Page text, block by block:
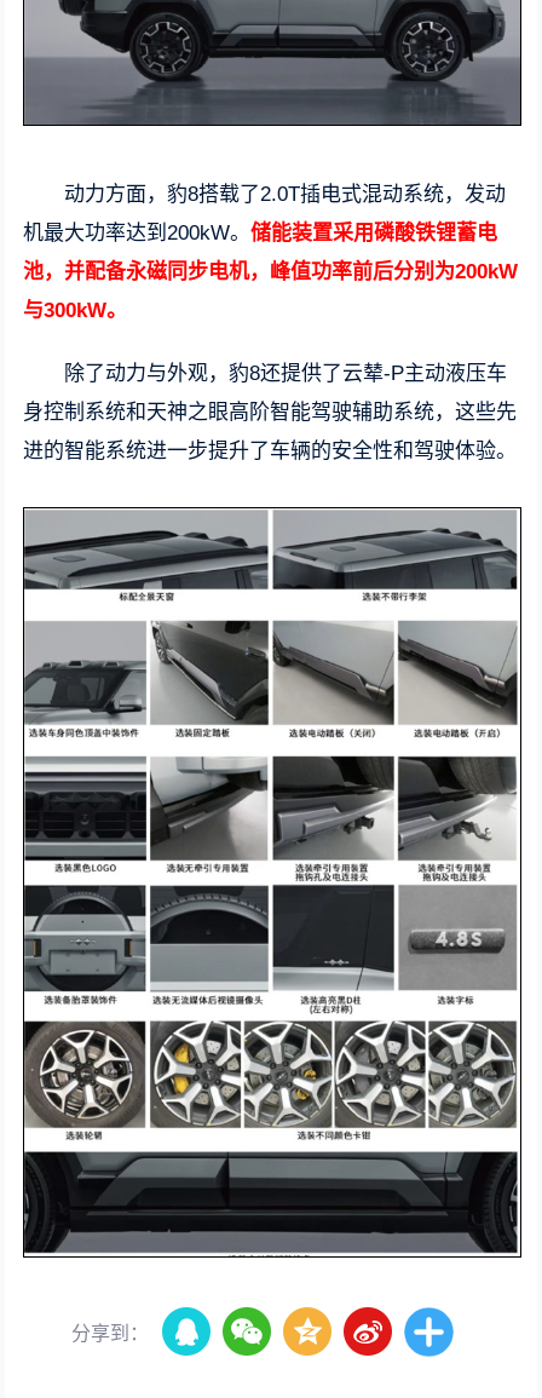
动力方面，豹8搭载了2.0T插电式混动系统，发动
机最大功率达到200kW。储能装置采用磷酸铁锂蓄电
池，并配备永磁同步电机，峰值功率前后分别为200kW
与300kW。
除了动力与外观，豹8还提供了云辇-P主动液压车
身控制系统和天神之眼高阶智能驾驶辅助系统，这些先
进的智能系统进一步提升了车辆的安全性和驾驶体验。
分享到：